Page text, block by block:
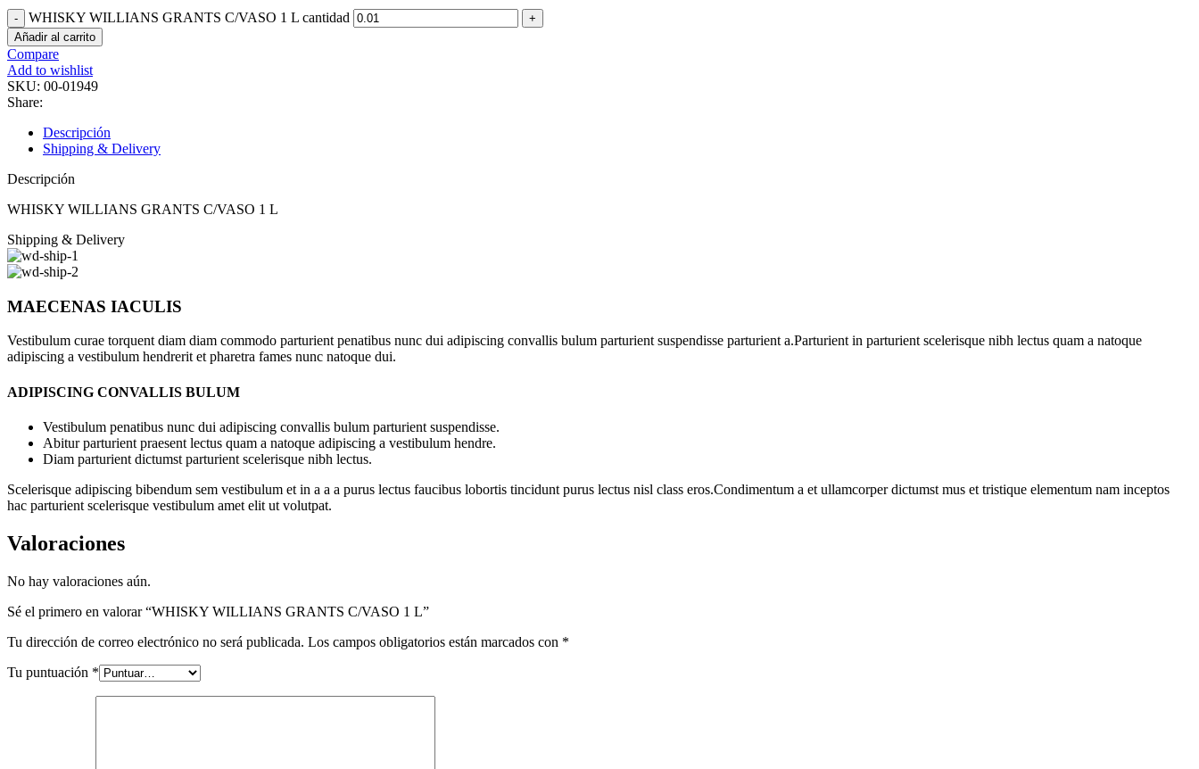
WHISKY WILLIANS GRANTS C/VASO 1 L cantidad
Añadir al carrito
Compare
Add to wishlist
SKU: 00-01949
Share:
Descripción
Shipping & Delivery
Descripción
WHISKY WILLIANS GRANTS C/VASO 1 L
Shipping & Delivery
MAECENAS IACULIS
Vestibulum curae torquent diam diam commodo parturient penatibus nunc dui adipiscing convallis bulum parturient suspendisse parturient a.Parturient in parturient scelerisque nibh lectus quam a natoque
adipiscing a vestibulum hendrerit et pharetra fames nunc natoque dui.
ADIPISCING CONVALLIS BULUM
Vestibulum penatibus nunc dui adipiscing convallis bulum parturient suspendisse.
Abitur parturient praesent lectus quam a natoque adipiscing a vestibulum hendre.
Diam parturient dictumst parturient scelerisque nibh lectus.
Scelerisque adipiscing bibendum sem vestibulum et in a a a purus lectus faucibus lobortis tincidunt purus lectus nisl class eros.Condimentum a et ullamcorper dictumst mus et tristique elementum nam inceptos
hac parturient scelerisque vestibulum amet elit ut volutpat.
Valoraciones
No hay valoraciones aún.
Sé el primero en valorar “WHISKY WILLIANS GRANTS C/VASO 1 L”
Tu dirección de correo electrónico no será publicada. Los campos obligatorios están marcados con *
Tu puntuación *